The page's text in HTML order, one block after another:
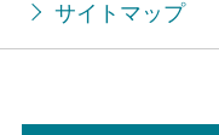
サイトマップ